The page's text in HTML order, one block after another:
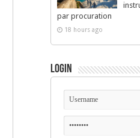
par procuration
18 hours ago
Login